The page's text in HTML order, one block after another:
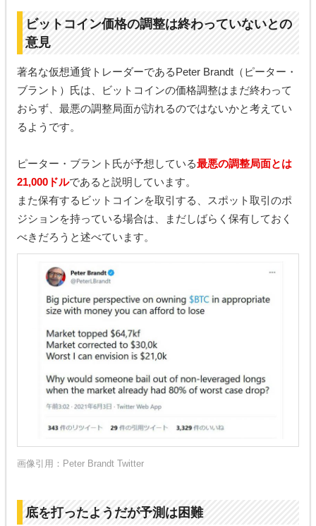
ビットコイン価格の調整は終わっていないとの
意見
著名な仮想通貨トレーダーであるPeter Brandt（ピーター・
ブラント）氏は、ビットコインの価格調整はまだ終わって
おらず、最悪の調整局面が訪れるのではないかと考えてい
るようです。
ピーター・ブラント氏が予想している最悪の調整局面とは
21,000ドルであると説明しています。
また保有するビットコインを取引する、スポット取引のポ
ジションを持っている場合は、まだしばらく保有しておく
べきだろうと述べています。
画像引用： Peter Brandt Twitter
底を打ったようだが予測は困難